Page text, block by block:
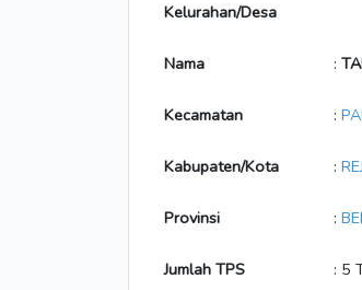
Kelurahan/Desa
Nama :
Kecamatan :
Kabupaten/Kota :
Provinsi :
Jumlah TPS : 5